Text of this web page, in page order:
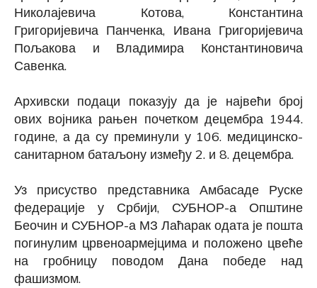
Николајевича Котова, Константина
Григоријевича Панченка, Ивана Григоријевича
Пољакова и Владимира Константиновича
Савенка.
Архивски подаци показују да је највећи број
ових војника рањен почетком децембра 1944.
године, а да су преминули у 106. медицинско-
санитарном батаљону између 2. и 8. децембра.
Уз присуство представника Амбасаде Руске
федерације у Србији, СУБНОР-а Општине
Беочин и СУБНОР-а МЗ Лаћарак одата је пошта
погинулим црвеноармејцима и положено цвеће
на гробницу поводом Дана победе над
фашизмом.